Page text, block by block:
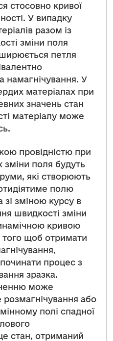
стосовно кривої
У випадку
разом із
зміни поля
петля
намагнічування. У
матеріалах при
значень стан
матеріалу може
провідністю при
зміни поля будуть
які створюють
полю
зі зміною курсу в
швидкості зміни
кривою
того щоб отримати
процес з
зразка.
може
або
полі спадної
стан, отриманий